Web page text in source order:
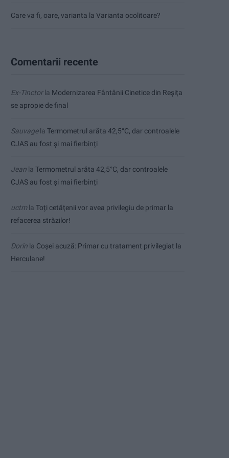
Care va fi, oare, varianta la Varianta ocolitoare?
Comentarii recente
Ex-Tinctorla Modernizarea Fântânii Cinetice din Reșița
se apropie de final
Sauvagela Termometrul arăta 42,5°C, dar controalele
CJAS au fost și mai fierbinți
Jean la Termometrul arăta 42,5°C, dar controalele
CJAS au fost și mai fierbinți
uctmla Toți cetățenii vor avea privilegiu de primar la
refacerea străzilor!
Dorin la Coșei acuză: Primar cu tratament privilegiat la
Herculane!